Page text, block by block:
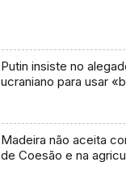
Putin insiste no
ucraniano para usar
Madeira não aceita
de Coesão e na